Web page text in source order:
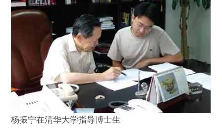
杨振宁在清华大学指导博士生